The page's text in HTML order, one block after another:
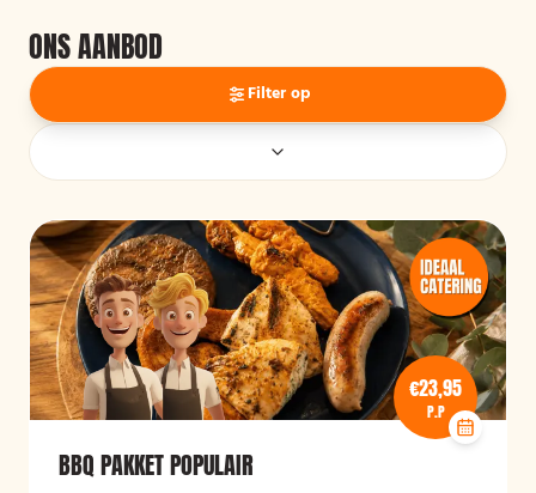
ONS AANBOD
Filter op
€23,95
P.P
BBQ PAKKET POPULAIR